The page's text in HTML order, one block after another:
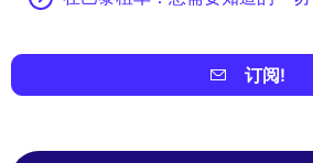
订阅!